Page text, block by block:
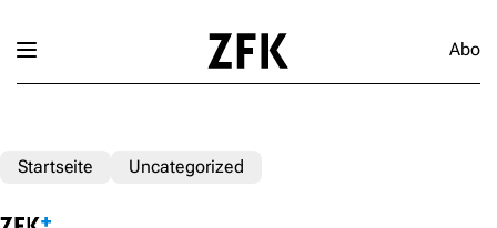
Abo
Startseite Uncategorized